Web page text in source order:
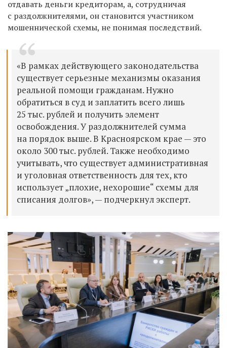
отдавать деньги кредиторам, а, сотрудничая
с раздолжнителями, он становится участником
мошеннической схемы, не понимая последствий.
«В рамках действующего законодательства
существует серьезные механизмы оказания
реальной помощи гражданам. Нужно
обратиться в суд и заплатить всего лишь
25 тыс. рублей и получить элемент
освобождения. У раздолжнителей сумма
на порядок выше. В Красноярском крае — это
около 300 тыс. рублей. Также необходимо
учитывать, что существует административная
и уголовная ответственность для тех, кто
использует „плохие, нехорошие“ схемы для
списания долгов», — подчеркнул эксперт.